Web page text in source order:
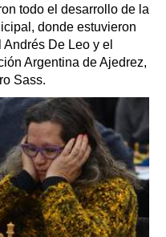
todo el desarrollo de la
donde estuvieron
De Leo y el
Argentina de Ajedrez,
Sass.